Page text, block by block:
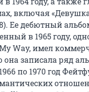
включая
Ее дебютный
в 1965 году,
Way, имел
она записала ряд
по 1970 год